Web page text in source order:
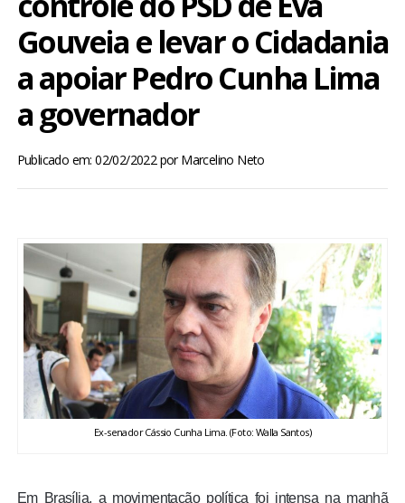
BRASIL
MUNDO
ENQUETE
TV LPB
FOTOS
COLUNISTAS
Gouveia e levar o Cidadania
a apoiar Pedro Cunha Lima
a governador
Publicado em: 02/02/2022porMarcelino Neto
Ex-senador Cássio Cunha Lima. (Foto: Walla Santos)
Em Brasília, a movimentação política foi intensa na manhã